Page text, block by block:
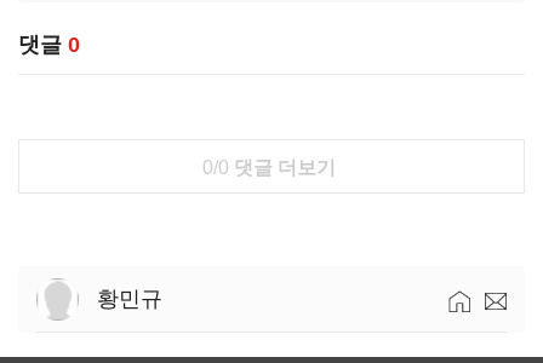
댓글 0
0/0 댓글 더보기
황민규